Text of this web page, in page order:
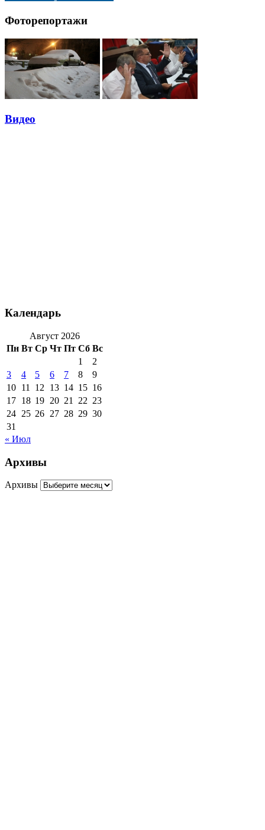
Фоторепортажи
Видео
Календарь
Август 2026
Пн Вт Ср Чт Пт Сб Вс
1
2
3
4 5 6 7 8
9
10 11 12 13 14 15 16
17 18 19 20 21 22 23
24 25 26 27 28 29 30
31
« Июл
Архивы
Архивы